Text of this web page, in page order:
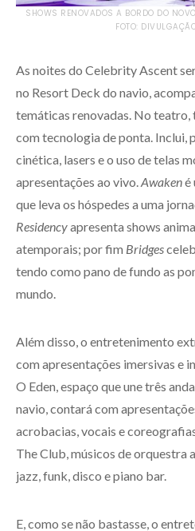
SHOWS RENOVADOS A BORDO DO
FOTO:
As noites do Celebrity Ascent
no Resort Deck do navio,
temáticas renovadas. No teatro,
com tecnologia de ponta. Inclui,
cinética, lasers e o uso de telas
apresentações ao vivo.Awakené
que leva os hóspedes a uma
Residencyapresenta shows
atemporais; por fim Bridges
tendo como pano de fundo as
mundo.
Além disso, o entretenimento
com apresentações imersivas e
O Eden, espaço que une três
navio, contará com
acrobacias, vocais e
The Club, músicos de orquestra
jazz, funk, disco e piano bar.
E, como se não bastasse, o